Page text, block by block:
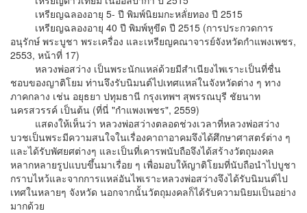
เหรียญฉลองอายุ 5- ปี พิมพ์นิยมกะหลั่ยทอง ปี 2515
เหรียญฉลองอายุ 40 ปี พิมพ์หูขีด ปี 2515 (การประกวดการ
อนุรักษ์ พระบูชา พระเครื่อง และเหรียญคณาจารย์จังหวัดกำแพงเพชร,
2553, หน้าที่ 17)
หลวงพ่อสว่าง เป็นพระนักแหล่ด้วยมีสำเนียงไพเราะเป็นที่ชื่น
ชอบของญาติโยม ท่านจึงรับนิมนต์ไปเทศแหล่ในจังหวัดต่าง ๆ ทาง
ภาคกลาง เช่น อยุธยา ปทุมธานี กรุงเทพฯ สุพรรณบุรี ชัยนาท
นครสวรรค์ เป็นต้น (ที่นี่ "กำแพงเพชร", 2559)
แสดงให้เห็นว่า หลวงพ่อสว่างตลอดช่วงเวลาที่หลวงพ่อสว่าง
บวชเป็นพระมีความสนใจในเรื่องคาถาอาคมจึงได้ศึกษาศาสตร์ต่าง ๆ
และได้รับพัศยศต่างๆ และเป็นที่เคารพนับถือจึงได้สร้างวัตถุมงคล
หลากหลายรูปแบบขึ้นมาเรื่อย ๆ เพื่อมอบให้ญาติโยมที่นับถือนำไปบูชา
กราบไหว้และจากการแหล่อันไพเราะหลวงพ่อสว่างจึงได้รับนิมนต์ไป
เทศในหลายๆ จังหวัด นอกจากนั้นวัตถุมงคลก็ได้รับความนิยมเป็นอย่าง
มากด้วย